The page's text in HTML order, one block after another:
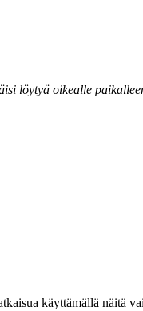
löytyä oikealle
käyttämällä näitä